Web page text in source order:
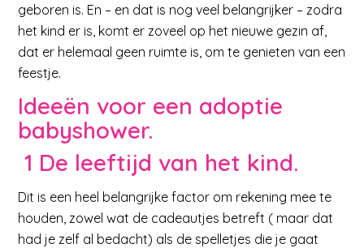
geboren is. En – en dat is nog veel belangrijker – zodra
het kind er is, komt er zoveel op het nieuwe gezin af,
dat er helemaal geen ruimte is, om te genieten van een
feestje.
Ideeën voor een adoptie
babyshower.
1 De leeftijd van het kind.
Dit is een heel belangrijke factor om rekening mee te
houden, zowel wat de cadeautjes betreft ( maar dat
had je zelf al bedacht) als de spelletjes die je gaat